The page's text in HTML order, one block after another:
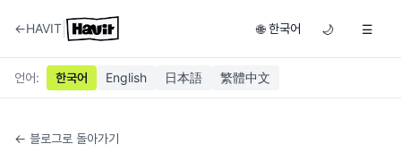
←HAVIT 🌐 한국어 🌙 ☰
언어: 한국어 English 日本語 繁體中文
← 블로그로 돌아가기